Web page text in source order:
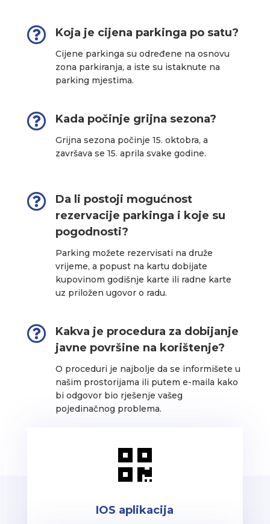
 Koja je cijena parkinga po satu?
Cijene parkinga su određene na osnovu
zona parkiranja, a iste su istaknute na
parking mjestima.
 Kada počinje grijna sezona?
Grijna sezona počinje 15. oktobra, a
završava se 15. aprila svake godine.

Da li postoji mogućnost
rezervacije parkinga i koje su
pogodnosti?
Parking možete rezervisati na druže
vrijeme, a popust na kartu dobijate
kupovinom godišnje karte ili radne karte
uz priložen ugovor o radu.

Kakva je procedura za dobijanje
javne površine na korištenje?
O proceduri je najbolje da se informišete u
našim prostorijama ili putem e-maila kako
bi odgovor bio rješenje vašeg
pojedinačnog problema.

IOS aplikacija